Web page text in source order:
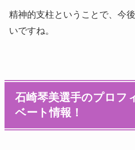
精神的支柱ということで、今
いですね。
石崎琴美選手のプロフ
ベート情報！